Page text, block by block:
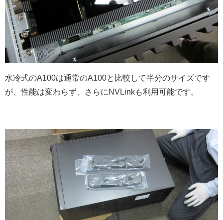
水冷式のA100は通常のA100と比較して半分のサイズです
が、性能は変わらず、さらにNVLinkも利用可能です。